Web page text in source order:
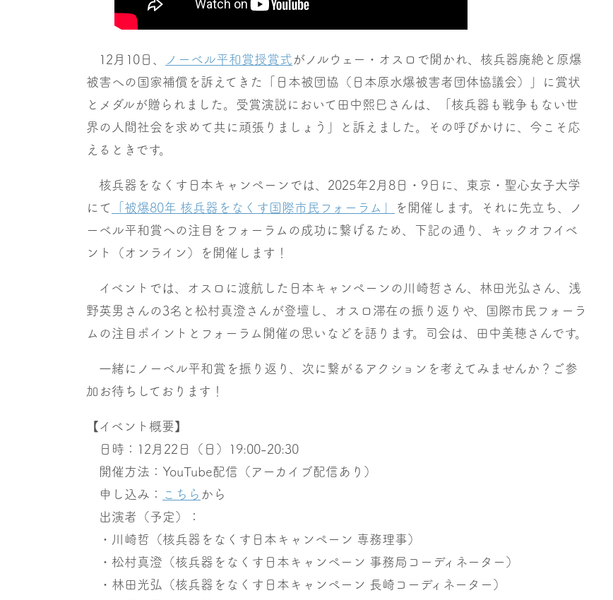
12月10日、 ノーベル平和賞授賞式 がノルウェー・オスロで開かれ、核兵器廃絶と原爆
被害への国家補償を訴えてきた「日本被団協（日本原水爆被害者団体協議会）」に賞状
とメダルが贈られました。受賞演説において田中熙巳さんは、「核兵器も戦争もない世
界の人間社会を求めて共に頑張りましょう」と訴えました。その呼びかけに、今こそ応
えるときです。
核兵器をなくす日本キャンペーンでは、2025年2月8日・9日に、東京・聖心女子大学
にて
「被爆80年 核兵器をなくす国際市民フォーラム」
を開催します。それに先立ち、ノ
ーベル平和賞への注目をフォーラムの成功に繋げるため、下記の通り、キックオフイベ
ント（オンライン）を開催します！
イベントでは、オスロに渡航した日本キャンペーンの川崎哲さん、林田光弘さん、浅
野英男さんの3名と松村真澄さんが登壇し、オスロ滞在の振り返りや、国際市民フォーラ
ムの注目ポイントとフォーラム開催の思いなどを語ります。司会は、田中美穂さんです。
一緒にノーベル平和賞を振り返り、次に繋がるアクションを考えてみませんか？ご参
加お待ちしております！
【イベント概要】
日時：12月22日（日）19:00-20:30
開催方法：YouTube配信（アーカイブ配信あり）
申し込み：
こちら から
出演者（予定）：
・川崎哲（核兵器をなくす日本キャンペーン 専務理事）
・松村真澄（核兵器をなくす日本キャンペーン 事務局コーディネーター）
・林田光弘（核兵器をなくす日本キャンペーン 長崎コーディネーター）